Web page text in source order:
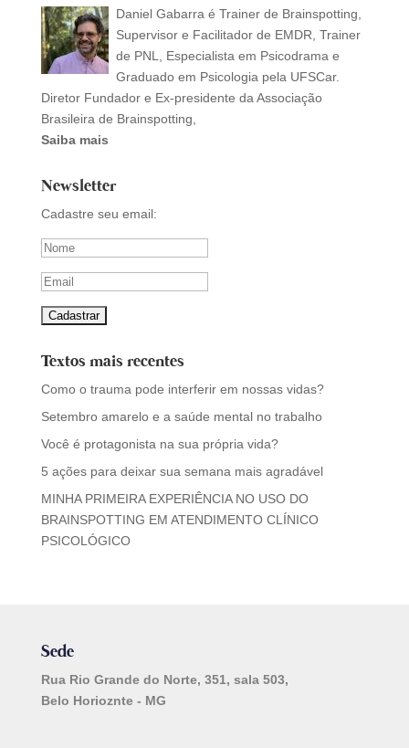
Daniel Gabarra é Trainer de Brainspotting,
Supervisor e Facilitador de EMDR, Trainer
de PNL, Especialista em Psicodrama e
Graduado em Psicologia pela UFSCar.
Diretor Fundador e Ex-presidente da Associação
Brasileira de Brainspotting,
Saiba mais
Newsletter
Cadastre seu email:
Textos mais recentes
Como o trauma pode interferir em nossas vidas?
Setembro amarelo e a saúde mental no trabalho
Você é protagonista na sua própria vida?
5 ações para deixar sua semana mais agradável
MINHA PRIMEIRA EXPERIÊNCIA NO USO DO
BRAINSPOTTING EM ATENDIMENTO CLÍNICO
PSICOLÓGICO
Sede
Rua Rio Grande do Norte, 351, sala 503,
Belo Horioznte - MG